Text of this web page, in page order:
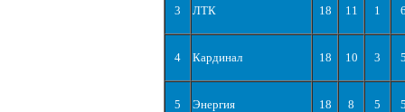
3 ЛТК 18 11 1
4 Кардинал 18 10 3
5 Энергия 18 8 5